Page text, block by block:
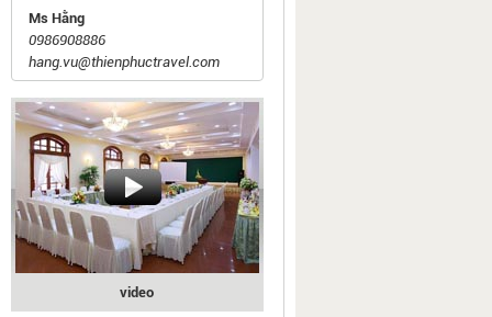
Ms Hằng
0986908886
hang.vu@thienphuctravel.com
video